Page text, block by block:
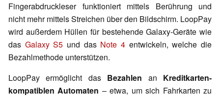
Fingerabdruckleser funktioniert mittels Berührung und
nicht mehr mittels Streichen über den Bildschirm. LoopPay
wird außerdem Hüllen für bestehende Galaxy-Geräte wie
das Galaxy S5 und das Note 4 entwickeln, welche die
Bezahlmethode unterstützen.
LoopPay ermöglicht das Bezahlen an Kreditkarten-
kompatiblen Automaten – etwa, um sich Fahrkarten zu